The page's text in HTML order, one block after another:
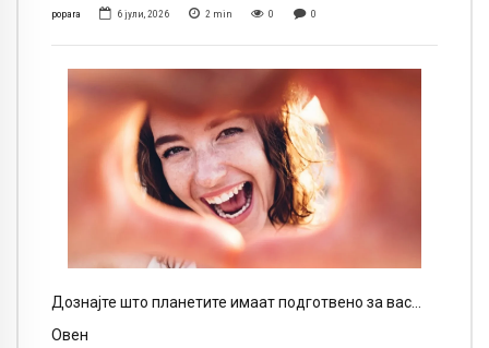
popara 6 јули, 2026 2 min 0 0
Дознајте што планетите имаат подготвено за вас…
Овен